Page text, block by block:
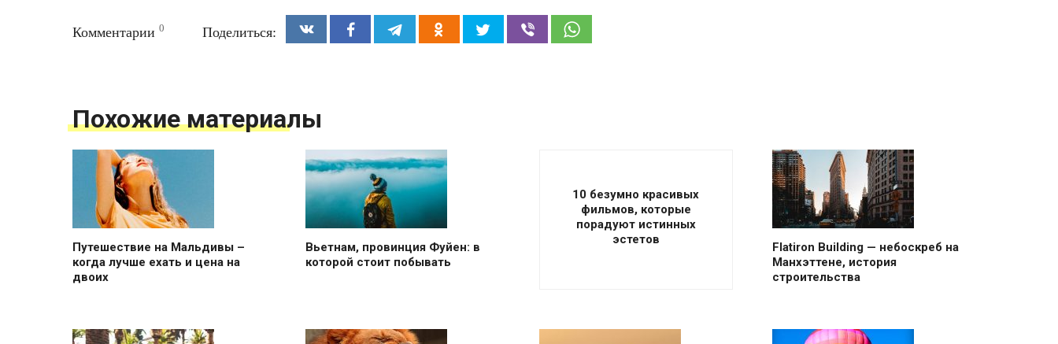
Комментарии 0 Поделиться:
Похожие материалы
Путешествие на Мальдивы –
когда лучше ехать и цена на
двоих
Вьетнам, провинция Фуйен: в
которой стоит побывать
10 безумно красивых
фильмов, которые
порадуют истинных
эстетов
Flatiron Building — небоскреб на
Манхэттене, история
строительства